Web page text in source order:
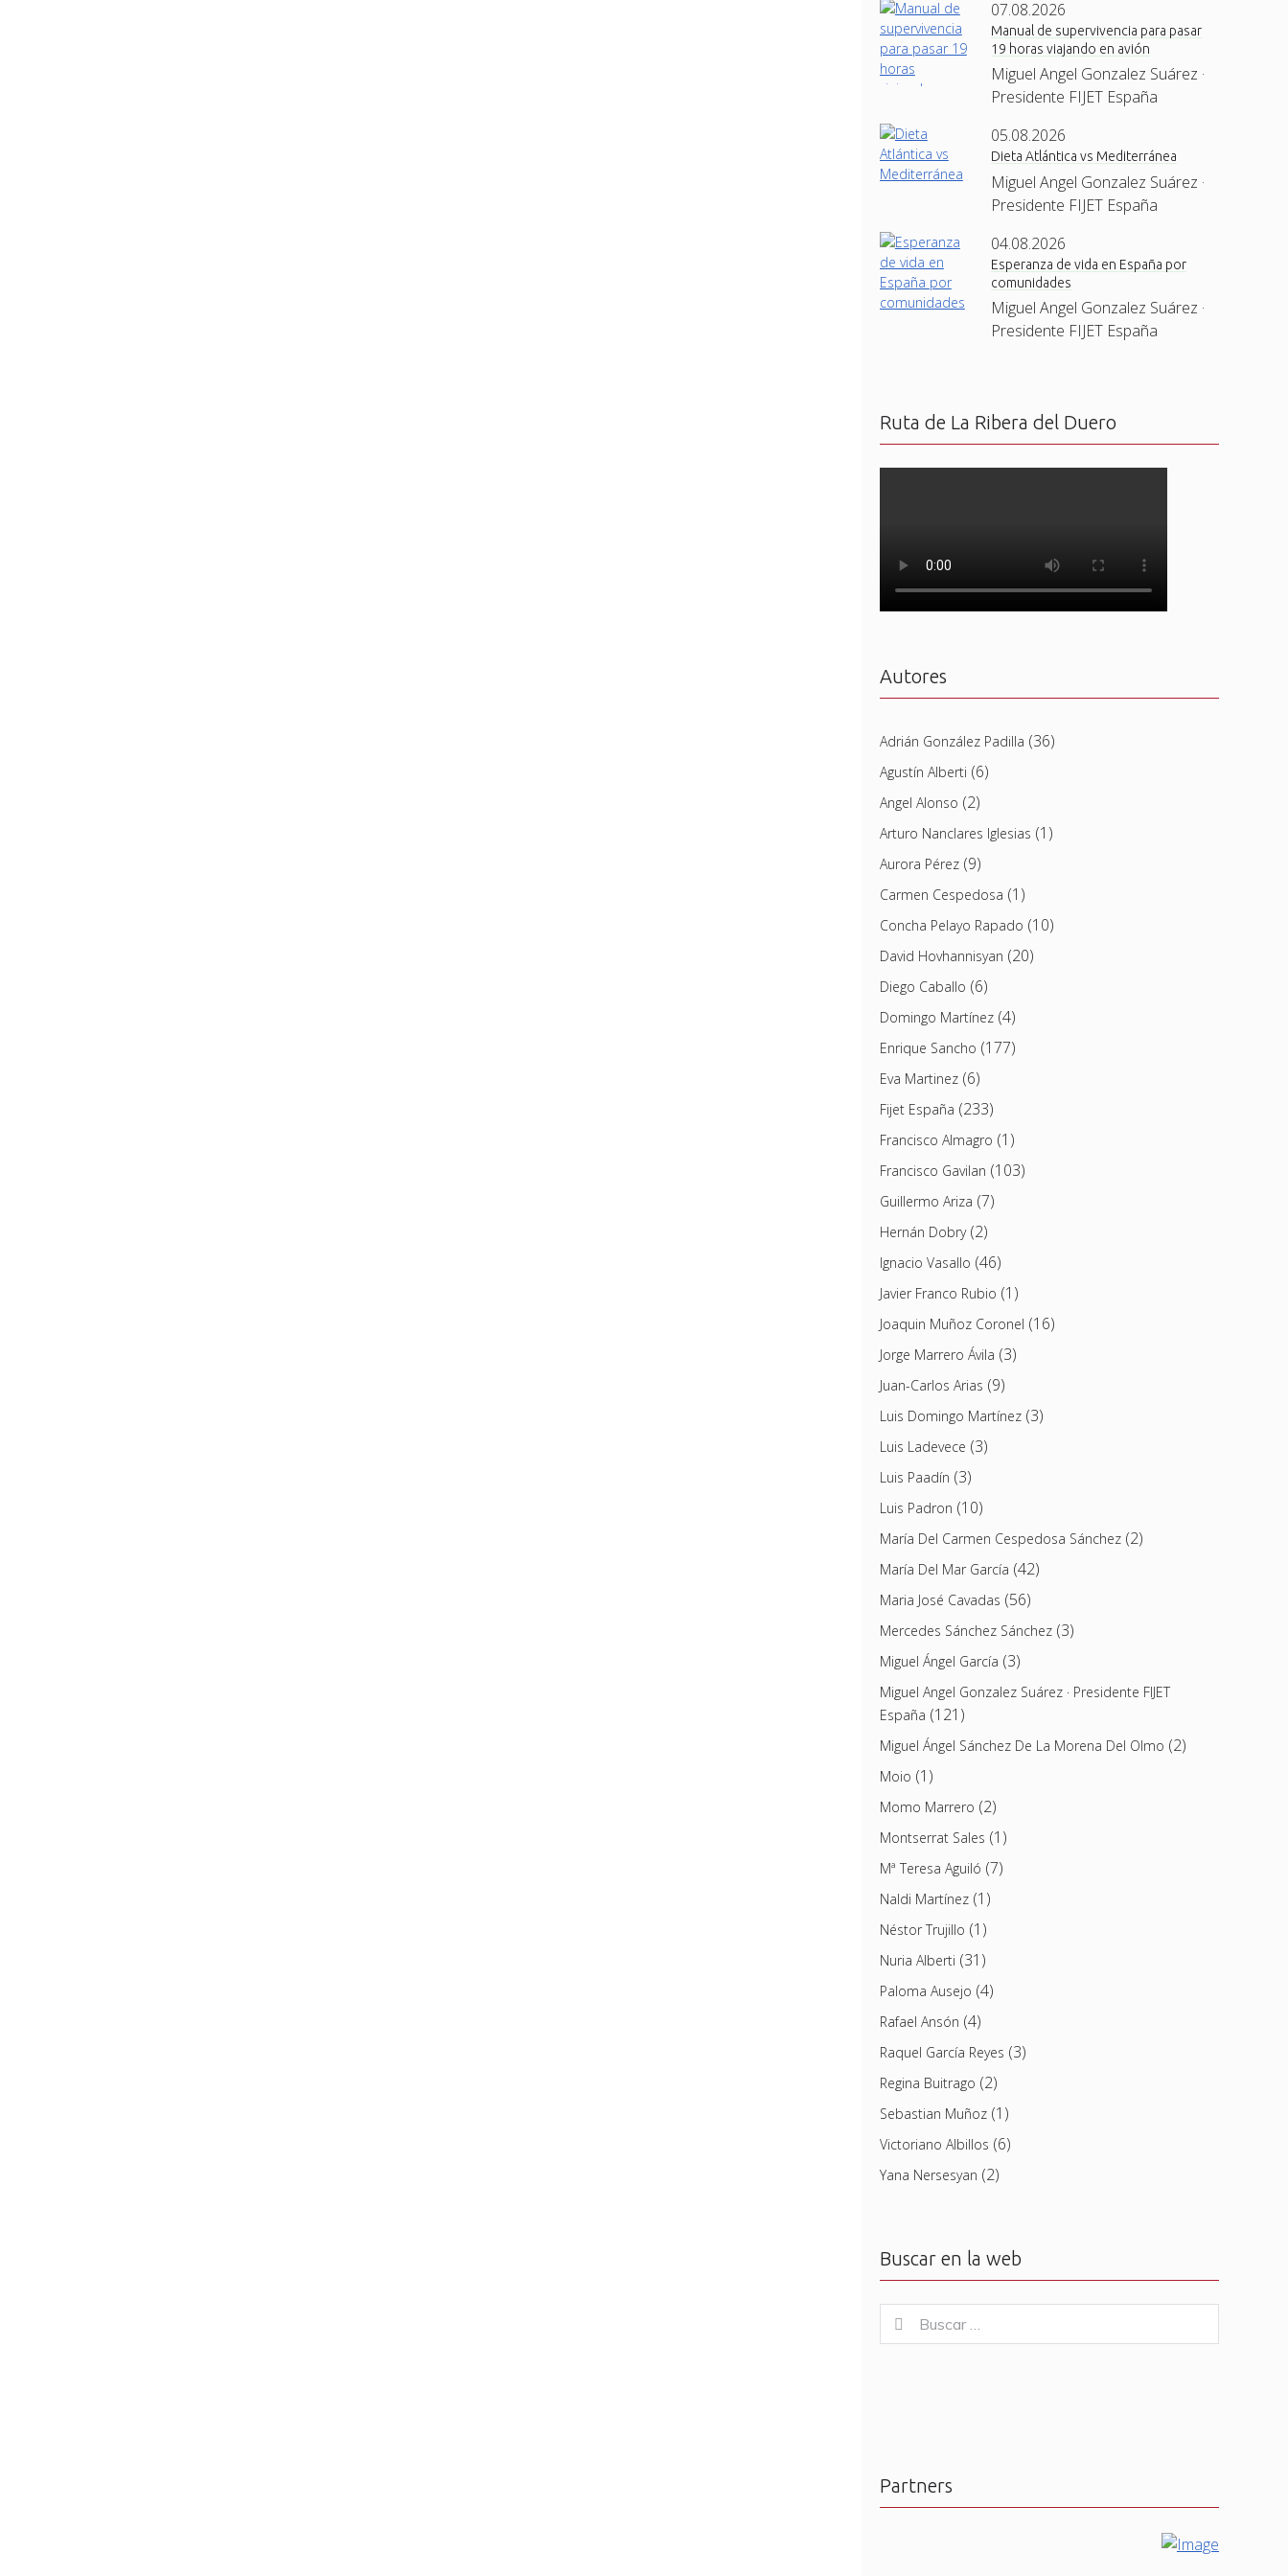
07.08.2026
Manual de supervivencia para pasar
19 horas viajando en avión
Miguel Angel Gonzalez Suárez ·
Presidente FIJET España
05.08.2026
Dieta Atlántica vs Mediterránea
Miguel Angel Gonzalez Suárez ·
Presidente FIJET España
04.08.2026
Esperanza de vida en España por
comunidades
Miguel Angel Gonzalez Suárez ·
Presidente FIJET España
Ruta de La Ribera del Duero
Autores
Adrián González Padilla (36)
Agustín Alberti (6)
Angel Alonso (2)
Arturo Nanclares Iglesias (1)
Aurora Pérez(9)
Carmen Cespedosa (1)
Concha Pelayo Rapado (10)
David Hovhannisyan (20)
Diego Caballo (6)
Domingo Martínez(4)
Enrique Sancho (177)
Eva Martinez(6)
Fijet España (233)
Francisco Almagro (1)
Francisco Gavilan (103)
Guillermo Ariza (7)
Hernán Dobry(2)
Ignacio Vasallo (46)
Javier Franco Rubio (1)
Joaquin Muñoz Coronel (16)
Jorge Marrero Ávila (3)
Juan-Carlos Arias (9)
Luis Domingo Martínez(3)
Luis Ladevece (3)
Luis Paadín (3)
Luis Padron (10)
María Del Carmen Cespedosa Sánchez(2)
María Del Mar García (42)
Maria José Cavadas (56)
Mercedes Sánchez Sánchez(3)
Miguel Ángel García (3)
Miguel Angel Gonzalez Suárez · Presidente FIJET
España (121)
Miguel Ángel Sánchez De La Morena Del Olmo (2)
Moio (1)
Momo Marrero (2)
Montserrat Sales (1)
Mª Teresa Aguiló (7)
Naldi Martínez(1)
Néstor Trujillo (1)
Nuria Alberti (31)
Paloma Ausejo (4)
Rafael Ansón (4)
Raquel García Reyes (3)
Regina Buitrago (2)
Sebastian Muñoz(1)
Victoriano Albillos (6)
Yana Nersesyan (2)
Buscar en la web
for:
Buscar
Partners